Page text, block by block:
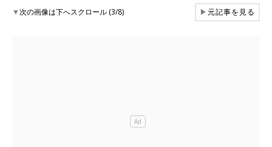
▼次の画像は下へスクロール (3/8) ▶元記事を見る